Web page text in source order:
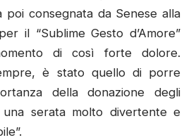
consegnata da Senese alla
il “Sublime Gesto d’Amore”
di così forte dolore.
è stato quello di porre
della donazione degli
una serata molto divertente e